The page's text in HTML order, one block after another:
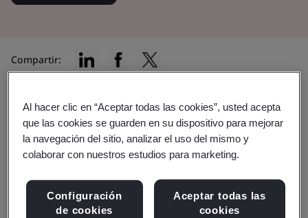
Compartir:
Como fabricante de AIMD, debe
garantizar que su producto cumpla
con los requisitos normativos
correspondientes antes de que se
Al hacer clic en “Aceptar todas las cookies”, usted acepta
que las cookies se guarden en su dispositivo para mejorar
la navegación del sitio, analizar el uso del mismo y
colaborar con nuestros estudios para marketing.
Configuración
de cookies
Aceptar todas las
cookies